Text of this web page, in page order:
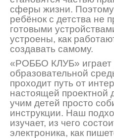
сферы жизни.
ребёнок с детства не
готовыми
устроены, как
создавать самому.
«РОББО КЛУБ»
образовательной
проходит путь от
настоящей проектной
учим детей просто
инструкции. Наш
изучает, из чего
электроника, как